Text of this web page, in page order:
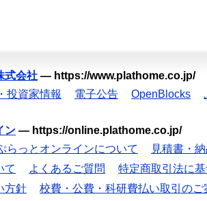
式会社 — https://www.plathome.co.jp/
投資家情報 電子公告 OpenBlocks
ン — https://online.plathome.co.jp/
らっとオンラインについて
見積書・
て
よくあるご質問
特定商取引法に
方針
校費・公費・科研費払い取引のご